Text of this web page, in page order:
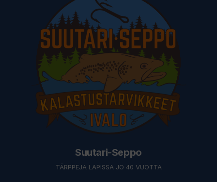
Suutari-Seppo
TÄRPPEJÄ LAPISSA JO 40 VUOTTA